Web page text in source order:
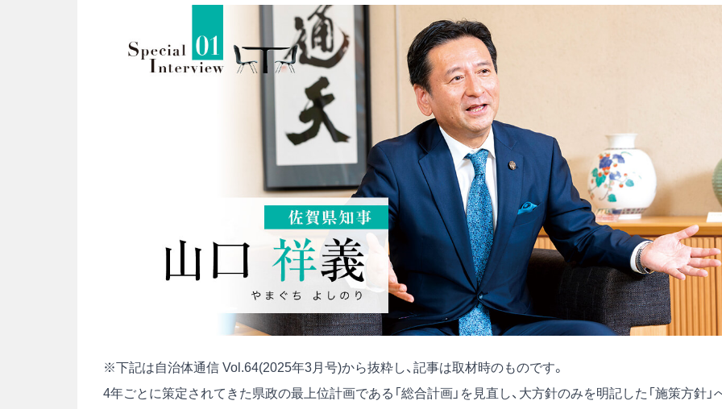
※下記は自治体通信 Vol.64(2025年3月号)から抜粋し、記事は取材時のものです。
4年ごとに策定されてきた県政の最上位計画である「総合計画」を見直し、大方針のみを明記した「施策方針」